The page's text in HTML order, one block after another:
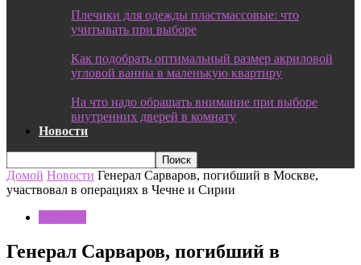
Плечики для одежды пластмассовые: что
учитывать при выборе
Как подобрать оптимальный размер акриловой
угловой ванны в маленькую квартиру
На что надо обращать внимание при выборе
внутренних дверей в комнату
Новости
Домой Новости Генерал Сарваров, погибший в Москве,
участвовал в операциях в Чечне и Сирии
Генерал Сарваров, погибший в